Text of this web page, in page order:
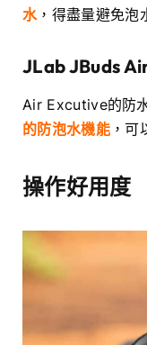
水，得盡量避免泡
JLab JBuds
Air Excutive的防
的防泡水機能，可
操作好用度